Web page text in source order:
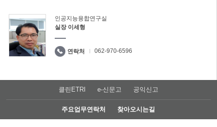
인공지능융합연구실
실장 이세형
연락처 062-970-6596
클린ETRI e-신문고 공익신고
주요업무연락처 찾아오시는길